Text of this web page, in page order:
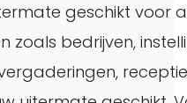
geschikt voor
zoals bedrijven,